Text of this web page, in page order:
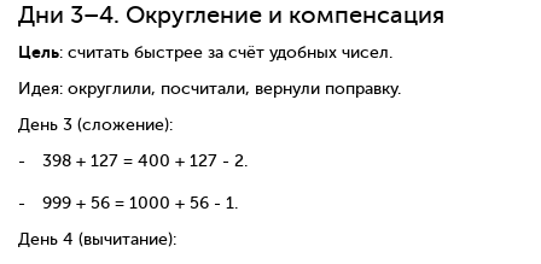
Дни 3–4. Округление и компенсация
Цель: считать быстрее за счёт удобных чисел.
Идея: округлили, посчитали, вернули поправку.
День 3 (сложение):
398 + 127 = 400 + 127 - 2.
999 + 56 = 1000 + 56 - 1.
День 4 (вычитание):